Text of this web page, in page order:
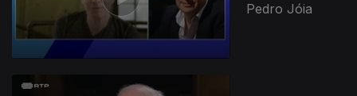
Pedro Jóia